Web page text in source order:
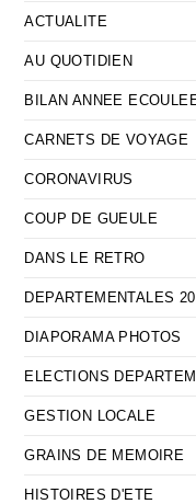
ACTUALITE
AU QUOTIDIEN
BILAN ANNEE
CARNETS DE VOYAGE
CORONAVIRUS
COUP DE GUEULE
DANS LE RETRO
DEPARTEMENTALES
DIAPORAMA PHOTOS
ELECTIONS
GESTION LOCALE
GRAINS DE MEMOIRE
HISTOIRES D'ETE